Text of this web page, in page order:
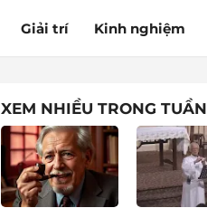
Giải trí Kinh nghiệm
XEM NHIỀU TRONG TUẦN